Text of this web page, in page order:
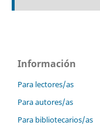
Información
Para lectores/as
Para autores/as
Para bibliotecarios/as